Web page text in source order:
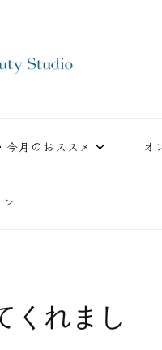
今月のおススメ オ
くれまし